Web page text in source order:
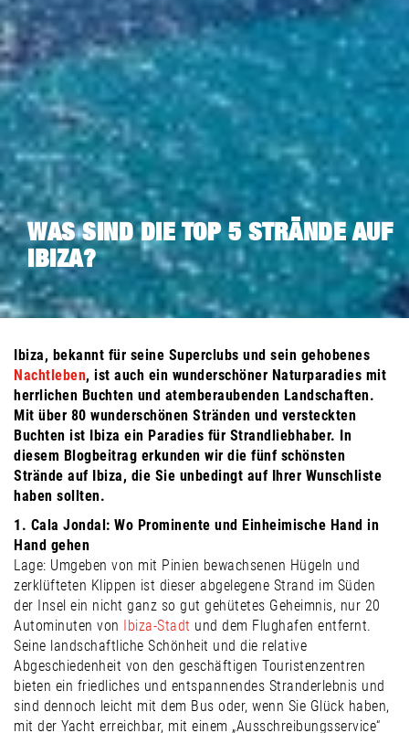
WAS SIND DIE TOP 5 STRÄNDE AUF
IBIZA?
Ibiza, bekannt für seine Superclubs und sein gehobenes
Nachtleben, ist auch ein wunderschöner Naturparadies mit
herrlichen Buchten und atemberaubenden Landschaften.
Mit über 80 wunderschönen Stränden und versteckten
Buchten ist Ibiza ein Paradies für Strandliebhaber. In
diesem Blogbeitrag erkunden wir die fünf schönsten
Strände auf Ibiza, die Sie unbedingt auf Ihrer Wunschliste
haben sollten.
1. Cala Jondal: Wo Prominente und Einheimische Hand in
Hand gehen
Lage: Umgeben von mit Pinien bewachsenen Hügeln und
zerklüfteten Klippen ist dieser abgelegene Strand im Süden
der Insel ein nicht ganz so gut gehütetes Geheimnis, nur 20
Autominuten von Ibiza-Stadt und dem Flughafen entfernt.
Seine landschaftliche Schönheit und die relative
Abgeschiedenheit von den geschäftigen Touristenzentren
bieten ein friedliches und entspannendes Stranderlebnis und
sind dennoch leicht mit dem Bus oder, wenn Sie Glück haben,
mit der Yacht erreichbar, mit einem „Ausschreibungsservice“